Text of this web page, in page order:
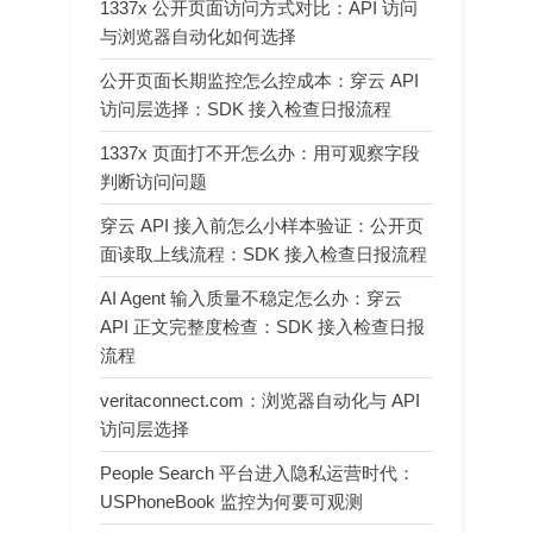
1337x 公开页面访问方式对比：API 访问
与浏览器自动化如何选择
公开页面长期监控怎么控成本：穿云 API
访问层选择：SDK 接入检查日报流程
1337x 页面打不开怎么办：用可观察字段
判断访问问题
穿云 API 接入前怎么小样本验证：公开页
面读取上线流程：SDK 接入检查日报流程
AI Agent 输入质量不稳定怎么办：穿云
API 正文完整度检查：SDK 接入检查日报
流程
veritaconnect.com：浏览器自动化与 API
访问层选择
People Search 平台进入隐私运营时代：
USPhoneBook 监控为何要可观测